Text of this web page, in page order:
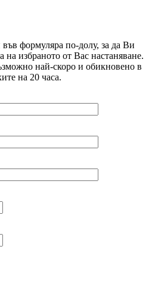
формуляра по-долу, за да Ви
на избраното от Вас настаняване.
най-скоро и обикновено в
на 20 часа.